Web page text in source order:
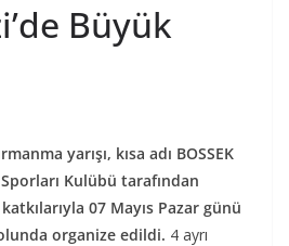
Büyük
yarışı, kısa adı BOSSEK
Kulübü tarafından
07 Mayıs Pazar günü
organize edildi. 4 ayrı